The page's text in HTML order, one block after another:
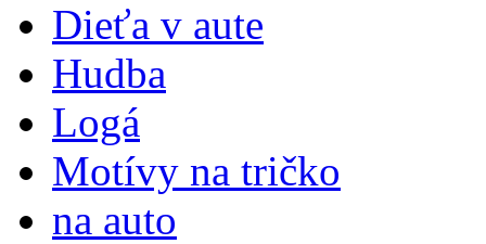
Dieťa v aute
Hudba
Logá
Motívy na tričko
na auto